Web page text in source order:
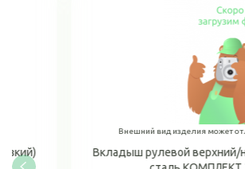
Внешний вид изделия может отличаться от
Вкладыш рулевой верхний/нижний